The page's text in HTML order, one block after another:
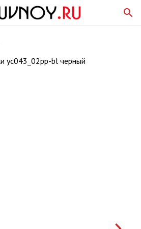
search
yc043_02pp-bl черный